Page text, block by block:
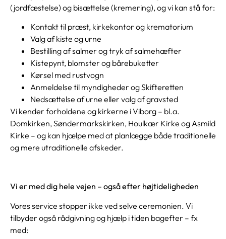
(jordfæstelse) og bisættelse (kremering), og vi kan stå for:
Kontakt til præst, kirkekontor og krematorium
Valg af kiste og urne
Bestilling af salmer og tryk af salmehæfter
Kistepynt, blomster og bårebuketter
Kørsel med rustvogn
Anmeldelse til myndigheder og Skifteretten
Nedsættelse af urne eller valg af gravsted
Vi kender forholdene og kirkerne i Viborg – bl.a.
Domkirken, Søndermarkskirken, Houlkær Kirke og Asmild
Kirke – og kan hjælpe med at planlægge både traditionelle
og mere utraditionelle afskeder.
Vi er med dig hele vejen – også efter højtideligheden
Vores service stopper ikke ved selve ceremonien. Vi
tilbyder også rådgivning og hjælp i tiden bagefter – fx
med: